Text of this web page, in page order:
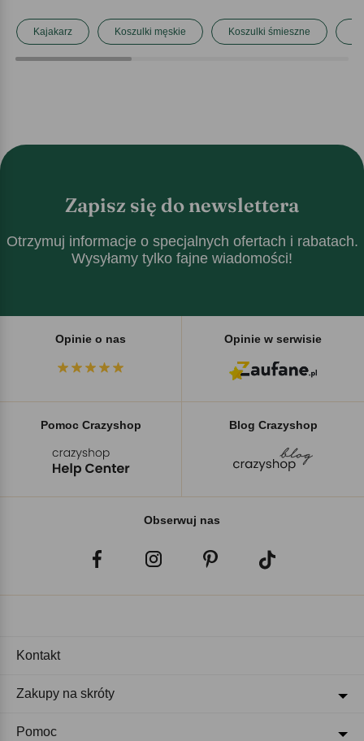
Kajakarz Koszulki męskie Koszulki śmieszne
Zapisz się do newslettera
Otrzymuj informacje o specjalnych ofertach i rabatach.
Wysyłamy tylko fajne wiadomości!
Opinie o nas Opinie w serwisie
Pomoc Crazyshop Blog Crazyshop
Obserwuj nas
Kontakt
Zakupy na skróty
Pomoc